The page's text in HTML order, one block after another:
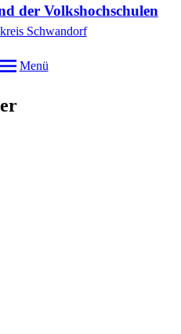
der Volkshochschulen
Schwandorf
Menü